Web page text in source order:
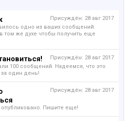
Присуждён: 28 авг 2017
одно из ваших сообщений.
том же духе чтобы получить еще
Присуждён: 28 авг 2017
100 сообщений. Надеемся, что это
один день!
Присуждён: 28 авг 2017
Пишите еще!